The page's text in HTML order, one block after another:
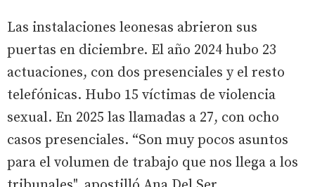
Las instalaciones leonesas abrieron sus
puertas en diciembre. El año 2024 hubo 23
actuaciones, con dos presenciales y el resto
telefónicas. Hubo 15 víctimas de violencia
sexual. En 2025 las llamadas a 27, con ocho
casos presenciales. “Son muy pocos asuntos
para el volumen de trabajo que nos llega a los